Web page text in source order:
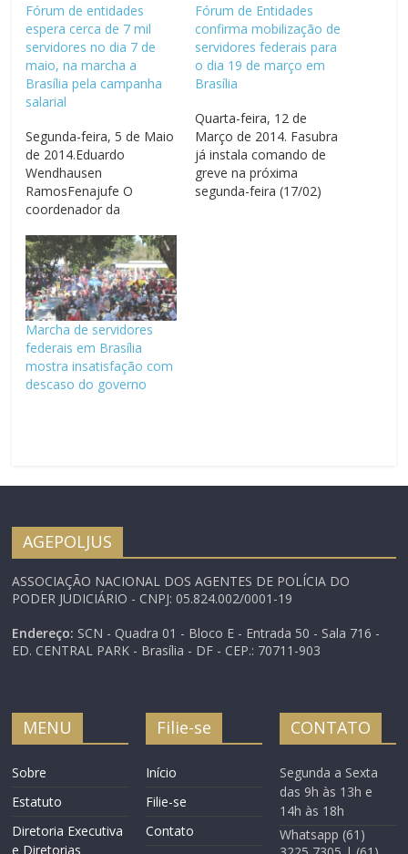
Fórum de entidades
espera cerca de 7 mil
servidores no dia 7 de
maio, na marcha a
Brasília pela campanha
salarial
Segunda-feira, 5 de Maio
de 2014.Eduardo
Wendhausen
RamosFenajufe O
coordenador da
Arcangeli, participou da
reunião do Fórum de
Entidades Nacionais dos
Servidores Públicos
Federais, realizada nesta
terça-feira (29/04).
Também estiveram
presentes
representantes do
Marcha da Educação no
Fórum de Entidades
confirma mobilização de
servidores federais para
o dia 19 de março em
Brasília
Quarta-feira, 12 de
Março de 2014. Fasubra
já instala comando de
greve na próxima
segunda-feira (17/02)
Marcha de servidores
federais em Brasília
mostra insatisfação com
descaso do governo
AGEPOLJUS
ASSOCIAÇÃO NACIONAL DOS AGENTES DE POLÍCIA DO
PODER JUDICIÁRIO - CNPJ: 05.824.002/0001-19
Endereço: SCN - Quadra 01 - Bloco E - Entrada 50 - Sala 716 -
ED. CENTRAL PARK - Brasília - DF - CEP.: 70711-903
MENU
Sobre
Estatuto
Diretoria Executiva
e Diretorias
Filie-se
Início
Filie-se
Contato
CONTATO
Segunda a Sexta
das 9h às 13h e
14h às 18h
Whatsapp (61)